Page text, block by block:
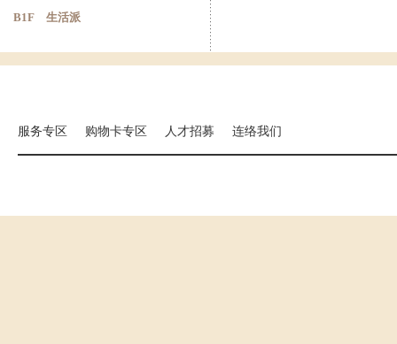
B1F 生活派
服务专区 购物卡专区 人才招募 连络我们